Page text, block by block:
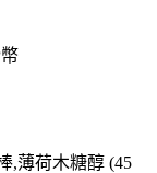
,薄荷木糖醇 (45